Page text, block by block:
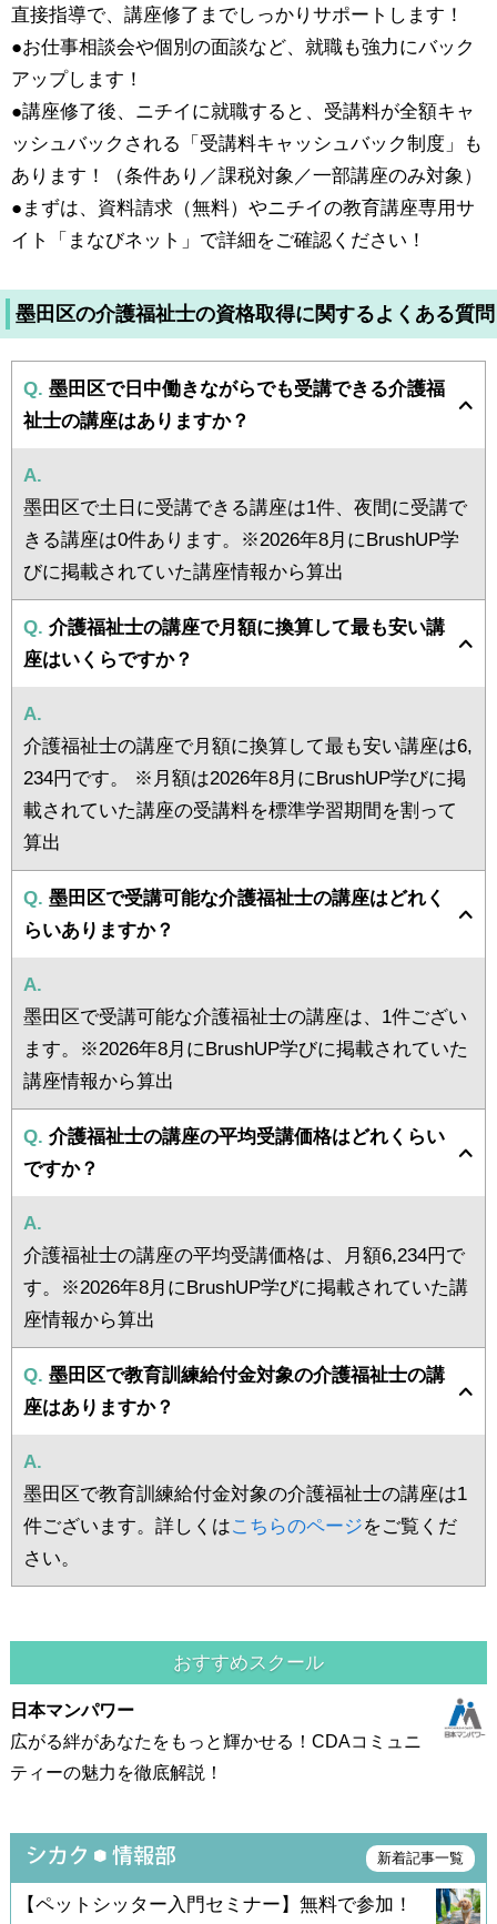
直接指導で、講座修了までしっかりサポートします！
●お仕事相談会や個別の面談など、就職も強力にバック
アップします！
●講座修了後、ニチイに就職すると、受講料が全額キャ
ッシュバックされる「受講料キャッシュバック制度」も
あります！（条件あり／課税対象／一部講座のみ対象）
●まずは、資料請求（無料）やニチイの教育講座専用サ
イト「まなびネット」で詳細をご確認ください！
墨田区の介護福祉士の資格取得に関するよくある質問
Q. 墨田区で日中働きながらでも受講できる介護福
祉士の講座はありますか？
A.
墨田区で土日に受講できる講座は1件、夜間に受講で
きる講座は0件あります。※2026年8月にBrushUP学
びに掲載されていた講座情報から算出
Q. 介護福祉士の講座で月額に換算して最も安い講
座はいくらですか？
A.
介護福祉士の講座で月額に換算して最も安い講座は6,
234円です。 ※月額は2026年8月にBrushUP学びに掲
載されていた講座の受講料を標準学習期間を割って
算出
Q. 墨田区で受講可能な介護福祉士の講座はどれく
らいありますか？
A.
墨田区で受講可能な介護福祉士の講座は、1件ござい
ます。※2026年8月にBrushUP学びに掲載されていた
講座情報から算出
Q. 介護福祉士の講座の平均受講価格はどれくらい
ですか？
A.
介護福祉士の講座の平均受講価格は、月額6,234円で
す。※2026年8月にBrushUP学びに掲載されていた講
座情報から算出
Q. 墨田区で教育訓練給付金対象の介護福祉士の講
座はありますか？
A.
墨田区で教育訓練給付金対象の介護福祉士の講座は1
件ございます。詳しくはこちらのページをご覧くだ
さい。
おすすめスクール
日本マンパワー
広がる絆があなたをもっと輝かせる！CDAコミュニ
ティーの魅力を徹底解説！
新着記事一覧
【ペットシッター入門セミナー】無料で参加！